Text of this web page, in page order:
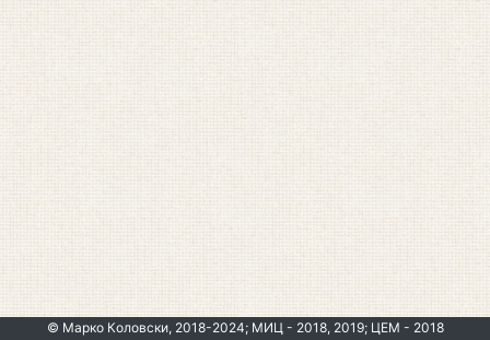
© Марко Коловски, 2018-2024; МИЦ - 2018, 2019; ЦЕМ - 2018